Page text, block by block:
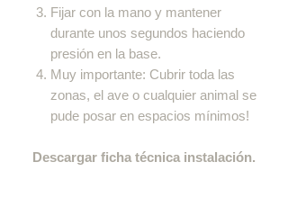
Fijar con la mano y mantener
durante unos segundos haciendo
presión en la base.
Muy importante: Cubrir toda las
zonas, el ave o cualquier animal se
pude posar en espacios mínimos!
Descargar ficha técnica instalación.